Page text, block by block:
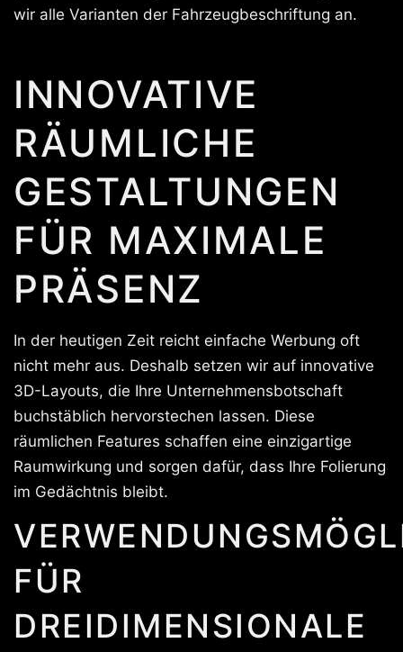
wir alle Varianten der Fahrzeugbeschriftung an.
INNOVATIVE
RÄUMLICHE
GESTALTUNGEN
FÜR MAXIMALE
PRÄSENZ
In der heutigen Zeit reicht einfache Werbung oft
nicht mehr aus. Deshalb setzen wir auf innovative
3D-Layouts, die Ihre Unternehmensbotschaft
buchstäblich hervorstechen lassen. Diese
räumlichen Features schaffen eine einzigartige
Raumwirkung und sorgen dafür, dass Ihre Folierung
im Gedächtnis bleibt.
FÜR
DREIDIMENSIONALE